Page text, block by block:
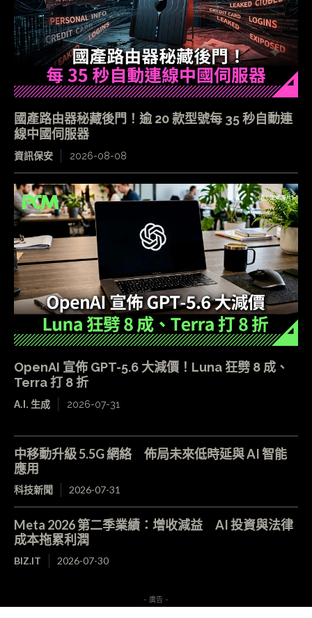
國產路由器秘藏後門！逾 20 款型號每 35 秒自動連
線中國伺服器
資訊保安 2026-08-08
OpenAI 宣佈 GPT-5.6 大減價！Luna 狂劈 8 成、
Terra 打 8 折
A.I. 生成 2026-07-31
中移動升級 5.5G 網絡 佈局未來低時延與 AI 智能
應用
科技新聞 2026-07-31
Meta 2026 第二季業績：增收減益 AI 投資與法律
成本拖累利潤
BIZ.IT 2026-07-30
- 廣告 -